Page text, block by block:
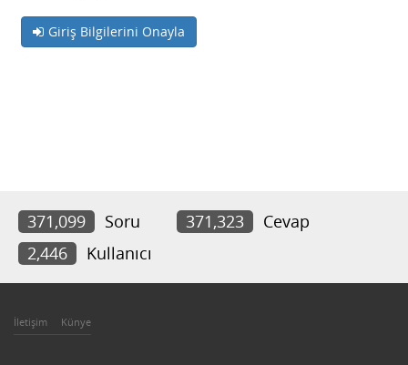
Giriş Bilgilerini Onayla
371,099 Soru 371,323
Cevap
2,446
Kullanıcı
İletişim Künye